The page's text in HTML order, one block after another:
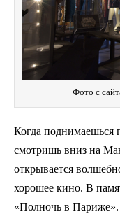
Фото с
Когда поднимаешься
смотришь вниз на
открывается
хорошее кино. В
«Полночь в Париже».